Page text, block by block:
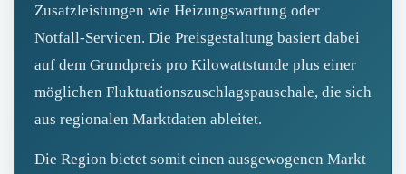
Zusatzleistungen wie Heizungswartung oder
Notfall-Servicen. Die Preisgestaltung basiert dabei
auf dem Grundpreis pro Kilowattstunde plus einer
möglichen Fluktuationszuschlagspauschale, die sich
aus regionalen Marktdaten ableitet.
Die Region bietet somit einen ausgewogenen Markt